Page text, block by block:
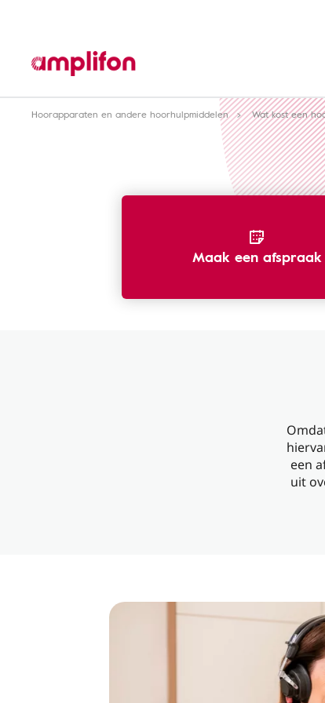
Hoorapparaten en andere hoorhulpmiddelen Wat kost een
Maak een afspraak
een
uit